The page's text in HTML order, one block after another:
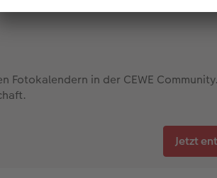
Fotokalendern in der CEWE
Jetzt